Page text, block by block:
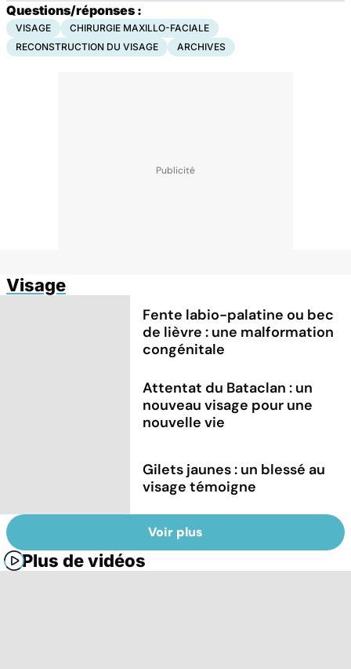
Questions/réponses :
VISAGE
CHIRURGIE MAXILLO-FACIALE
RECONSTRUCTION DU VISAGE
ARCHIVES
Visage
Fente labio-palatine ou bec
de lièvre : une malformation
congénitale
Attentat du Bataclan : un
nouveau visage pour une
nouvelle vie
Gilets jaunes : un blessé au
visage témoigne
Voir plus
Plus de vidéos